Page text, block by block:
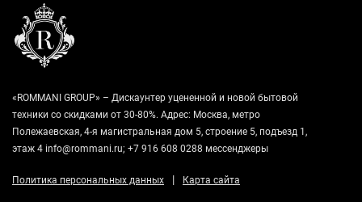
«ROMMANI GROUP» – Дискаунтер уцененной и новой бытовой
техники со скидками от 30-80%. Адрес: Москва, метро
Полежаевская, 4-я магистральная дом 5, строение 5, подъезд 1,
этаж 4 info@rommani.ru; +7 916 608 0288 мессенджеры
Политика персональных данных | Карта сайта